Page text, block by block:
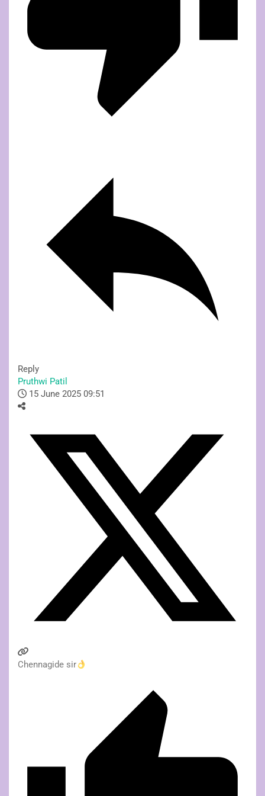
Reply
Pruthwi Patil
15 June 2025 09:51
Chennagide sir